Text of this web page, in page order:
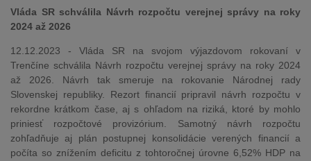
Vláda SR schválila Návrh rozpočtu verejnej správy na roky
2024 až 2026
12.12.2023 - Vláda SR na svojom výjazdovom rokovaní v
Trenčíne schválila Návrh rozpočtu verejnej správy na roky 2024
až 2026. Návrh tak smeruje na rokovanie Národnej rady
Slovenskej republiky. Rezort financií pripravil návrh rozpočtu v
rekordne krátkom čase, aj s ohľadom na riziká, ktoré by mohlo
priniesť rozpočtové provizórium. Samotný návrh rozpočtu
zohľadňuje aj plán postupnej konsolidácie verených financií a
počíta so znížením deficitu z tohtoročnej úrovne 6,52% HDP na